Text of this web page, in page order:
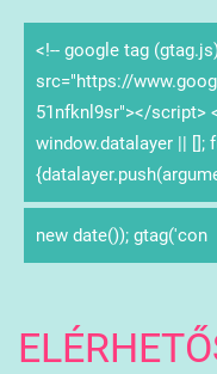
<!-- google tag
src="https://
51nfknl9sr"></script>
window.datalayer || [];
new date()); gtag('con